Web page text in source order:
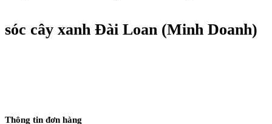
sóc cây xanh Đài Loan (Minh Doanh)
Thông tin đơn hàng